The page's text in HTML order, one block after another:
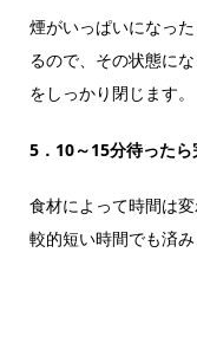
煙がいっぱいになっ
るので、その状態に
をしっかり閉じます。
5．10～15分待ったら
食材によって時間は
較的短い時間でも済み